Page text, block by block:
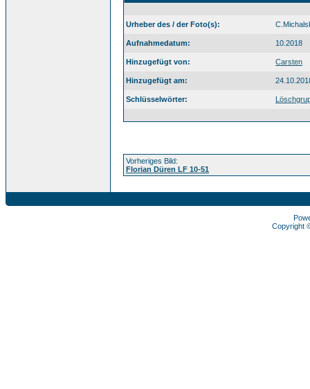
Urheber des / der Foto(s):
Aufnahmedatum: 10.2018
Hinzugefügt von: Carsten
Hinzugefügt am:
Schlüsselwörter:
Vorheriges Bild:
Florian Düren LF 10-51
Copyright